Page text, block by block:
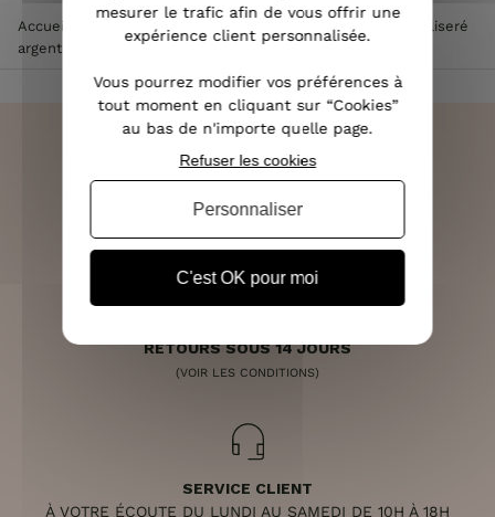
Accueil Vêtements femme > >Jupe noire à liseré
argent
LIVRAISON RAPIDE
RETOURS SOUS 14 JOURS
(VOIR LES CONDITIONS)
SERVICE CLIENT
À VOTRE ÉCOUTE DU LUNDI AU SAMEDI DE 10H À 18H
mesurer le trafic afin de vous offrir une
expérience client personnalisée.
Vous pourrez modifier vos préférences à
tout moment en cliquant sur “Cookies”
au bas de n'importe quelle page.
C'est OK pour moi
Refuser les cookies
Personnaliser